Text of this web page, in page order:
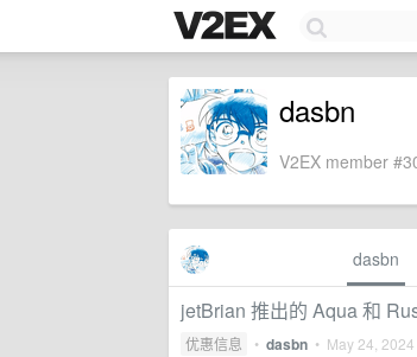
dasbn
V2EX member
dasbn
jetBrian 推出的 Aqua 和
优惠信息 • dasbn • May 24, 2024